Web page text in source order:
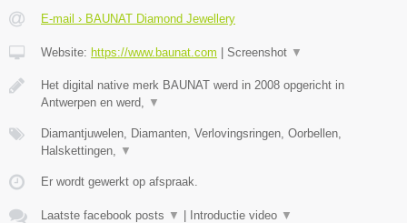
E-mail › BAUNAT Diamond Jewellery
Website: https://www.baunat.com Screenshot ▼
Het digital native merk BAUNAT werd in 2008 opgericht in
Antwerpen en werd, ▼
Diamantjuwelen, Diamanten, Verlovingsringen, Oorbellen,
Halskettingen, ▼
Er wordt gewerkt op afspraak.
Laatste facebook posts ▼ Introductie video ▼